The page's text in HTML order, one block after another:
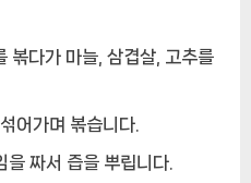
볶다가 마늘, 삼겹살, 고추를
어가며 볶습니다.
을 짜서 즙을 뿌립니다.